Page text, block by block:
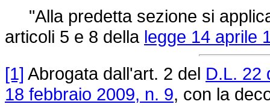
"Alla predetta sezione si
articoli 5 e 8 della legge 14 aprile
[1] Abrogata dall'art. 2 del D.L. 22
18 febbraio 2009, n. 9, con la